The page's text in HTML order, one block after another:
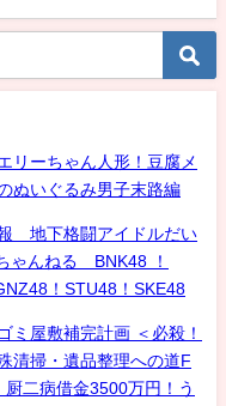
リーちゃん人形！豆腐メ
ぬいぐるみ男子末路編
地下格闘アイドルだい
ゃんねる BNK48 ！
！STU48！SKE48
ミ屋敷補完計画 ＜必殺！
清掃・遺品整理への道F
二病借金3500万円！う